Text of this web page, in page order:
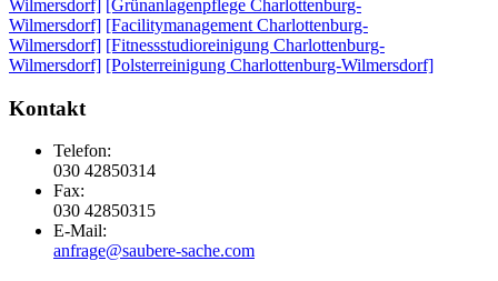
Wilmersdorf] [Grünanlagenpflege Charlottenburg-
Wilmersdorf] [Facilitymanagement Charlottenburg-
Wilmersdorf] [Fitnessstudioreinigung Charlottenburg-
Wilmersdorf] [Polsterreinigung Charlottenburg-Wilmersdorf]
Kontakt
Telefon:
030 42850314
Fax:
030 42850315
E-Mail:
anfrage@saubere-sache.com